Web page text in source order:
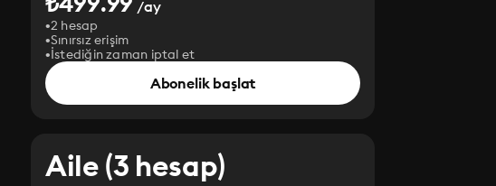
/ay
2 hesap
Sınırsız erişim
İstediğin zaman iptal et
Abonelik başlat
Aile (3 hesap)